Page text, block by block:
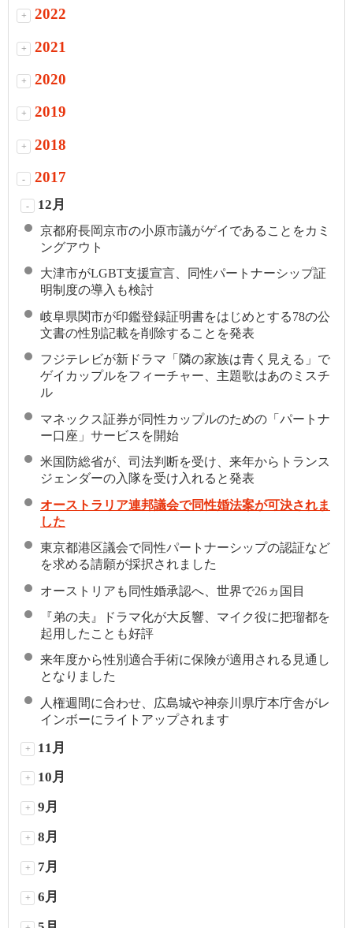
+ 2022
+ 2021
+ 2020
+ 2019
+ 2018
- 2017
- 12月
京都府長岡京市の小原市議がゲイであることをカミ
ングアウト
大津市がLGBT支援宣言、同性パートナーシップ証
明制度の導入も検討
岐阜県関市が印鑑登録証明書をはじめとする78の公
文書の性別記載を削除することを発表
フジテレビが新ドラマ「隣の家族は青く見える」で
ゲイカップルをフィーチャー、主題歌はあのミスチ
ル
マネックス証券が同性カップルのための「パートナ
ー口座」サービスを開始
米国防総省が、司法判断を受け、来年からトランス
ジェンダーの入隊を受け入れると発表
オーストラリア連邦議会で同性婚法案が可決されま
した
東京都港区議会で同性パートナーシップの認証など
を求める請願が採択されました
オーストリアも同性婚承認へ、世界で26ヵ国目
『弟の夫』ドラマ化が大反響、マイク役に把瑠都を
起用したことも好評
来年度から性別適合手術に保険が適用される見通し
となりました
人権週間に合わせ、広島城や神奈川県庁本庁舎がレ
インボーにライトアップされます
+ 11月
+ 10月
+ 9月
+ 8月
+ 7月
+ 6月